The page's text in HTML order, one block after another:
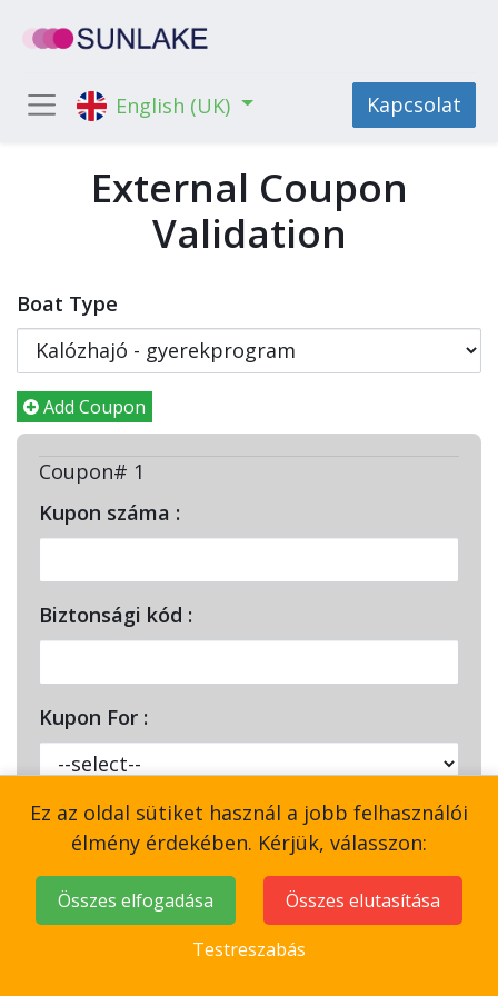
Kapcsolat
English (UK)
External Coupon
Validation
Boat Type
Add Coupon
Coupon# 1
Kupon száma :
Biztonsági kód :
Kupon For :
Kupon Partner :
Ez az oldal sütiket használ a jobb felhasználói
élmény érdekében. Kérjük, válasszon:
Összes elfogadása
Összes elutasítása
Testreszabás